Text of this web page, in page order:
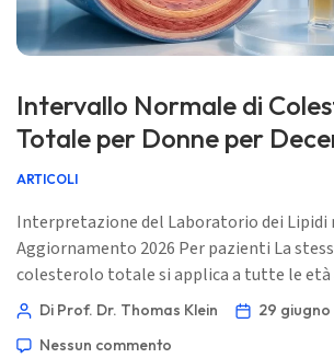
Intervallo Normale di
Totale per Donne per
ARTICOLI
Interpretazione del Laboratorio dei Lipidi
Aggiornamento 2026 Per pazienti La
colesterolo totale si applica a tutte le età
significato cambia con la menopausa, la
Di Prof. Dr. Thomas Klein
29
Nessun commento